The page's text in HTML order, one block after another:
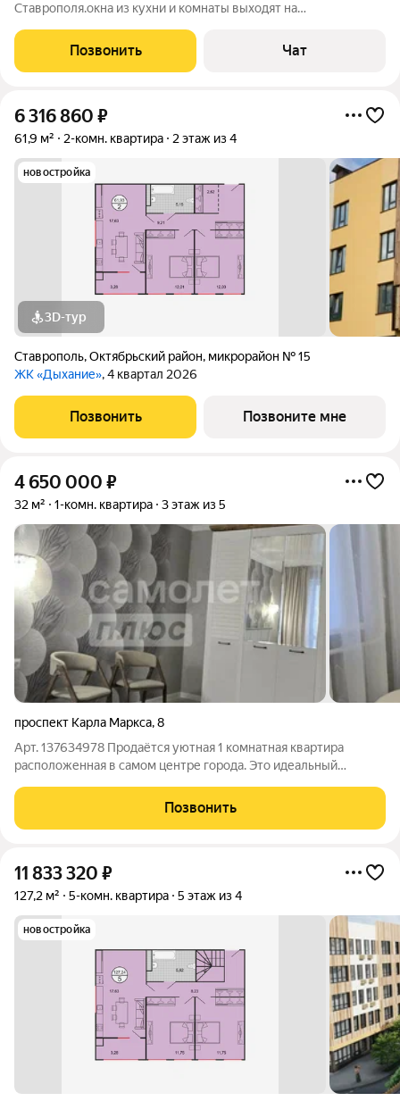
Ставрополя.окна из кухни и комнаты выходят на
детсады, школы , магазины.Телефон бывает не слышу пишите
сообщение на сайте.Я один собственник,
Позвонить Чат
6 316 860 ₽
61,9 м² 2-комн. квартира 2 этаж из 4
новостройка
3D-тур
Ставрополь,Октябрьский район, микрорайон № 15
ЖК «Дыхание», 4 квартал 2026
Позвонить Позвоните мне
4 650 000 ₽
32 м² 1-комн. квартира 3 этаж из 5
проспект Карла Маркса,8
Арт. 137634978 Продаётся уютная 1 комнатная квартира
расположенная в самом центре города. Это идеальный
удобство Квартира полностью отремонтирована с
использованием качественных материалов. Вас
Позвонить
11 833 320 ₽
127,2 м² 5-комн. квартира 5 этаж из 4
новостройка